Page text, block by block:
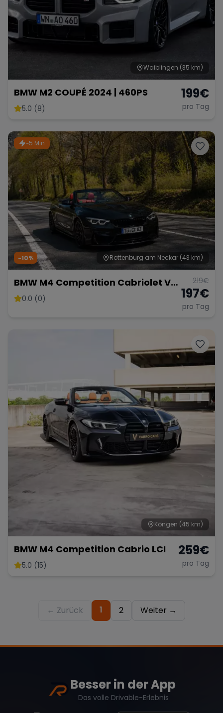
Waiblingen (35 km)
BMW M2 COUPÉ 2024 | 460PS
5.0 (8)
199€
pro Tag
~5 Min
Rottenburg am Neckar (43 km)
-10%
BMW M4 Competition Cabriolet Vor
Opf!!!
0.0 (0)
219€
197€
pro Tag
Köngen (45 km)
BMW M4 Competition Cabrio LCI
5.0 (15)
259€
pro Tag
← Zurück 1 2 Weiter →
Besser in der App
Das volle Drivable-Erlebnis